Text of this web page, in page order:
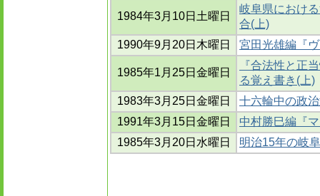
1984年3月10日土曜日
岐阜県におけ
合(上)
1990年9月20日木曜日
宮田光雄編『
1985年1月25日金曜日
『合法性と正
る覚え書き(上)
1983年3月25日金曜日
十六輪中の政
1991年3月15日金曜日
中村勝巳編『
1985年3月20日水曜日
明治15年の岐